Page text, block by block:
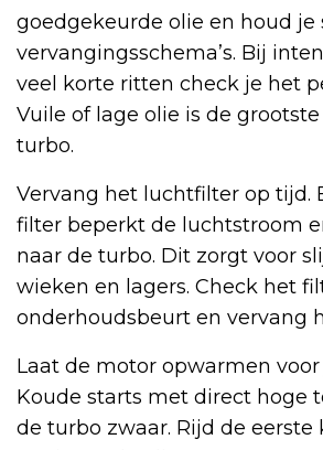
goedgekeurde olie en houd je
vervangingsschema’s. Bij
veel korte ritten check je het
Vuile of lage olie is de
turbo.
Vervang het luchtfilter op tijd.
filter beperkt de luchtstroom
naar de turbo. Dit zorgt voor
wieken en lagers. Check het
onderhoudsbeurt en vervang
Laat de motor opwarmen
Koude starts met direct hoge
de turbo zwaar. Rijd de eerste